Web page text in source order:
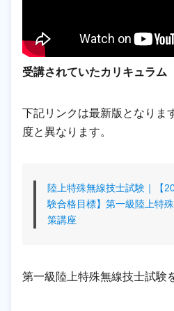
受講されていたカリキュラム
下記リンクは最新版となりま
度と異なります。
陸上特殊無線技士試験｜【
験合格目標】第一級陸上特
策講座
第一級陸上特殊無線技士試験